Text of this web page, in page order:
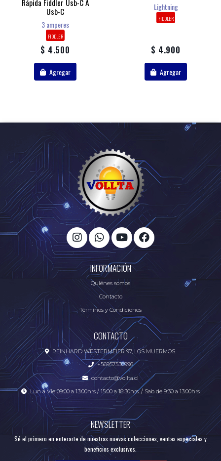
Rápida Fiddler Usb-C A
Usb-C
3 amperes
FIDDLER
$ 4.500
Agregar
Lightning
FIDDLER
$ 4.900
Agregar
INFORMACIÓN
Quiénes somos
Contacto
Términos y Condiciones
CONTACTO
REINHARD WESTERMEIER 97, LOS MUERMOS.
+56957536996
contacto@vollta.cl
Lun a Vie 09:00 a 13:00hrs / 15:00 a 18:30hrs. / Sab de 9:30 a 13:00hrs
NEWSLETTER
Sé el primero en enterarte de nuestras nuevas colecciones, ventas especiales y
beneficios exclusivos.